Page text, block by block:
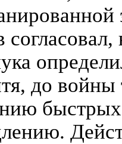
до войны
быстрых